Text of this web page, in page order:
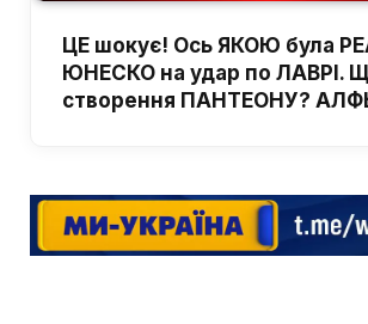
ЦЕ шокує! Ось ЯКОЮ була
ЮНЕСКО на удар по ЛАВРІ.
створення ПАНТЕОНУ?